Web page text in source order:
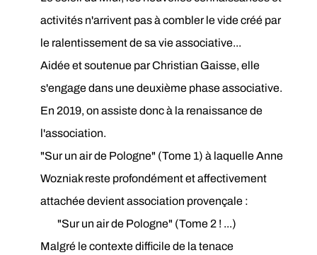
activités n'arrivent pas à combler le vide créé par
le ralentissement de sa vie associative...
Aidée et soutenue par Christian Gaisse, elle
s'engage dans une deuxième phase associative.
En 2019, on assiste donc à la renaissance de
l'association.
"Sur un air de Pologne" (Tome 1) à laquelle Anne
Wozniak reste profondément et affectivement
attachée devient association provençale :
"Sur un air de Pologne" (Tome 2 ! ...)
Malgré le contexte difficile de la tenace